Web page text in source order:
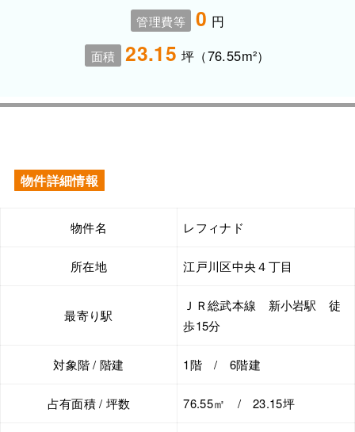
管理費等 0 円
面積 23.15 坪（76.55m²）
物件詳細情報
物件名 レフィナド
所在地 江戸川区中央４丁目
最寄り駅
ＪＲ総武本線 新小岩駅 徒
歩15分
対象階 / 階建 1階 / 6階建
占有面積 / 坪数 76.55㎡ / 23.15坪